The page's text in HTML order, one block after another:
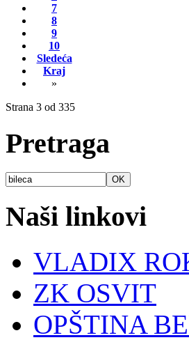
7
8
9
10
Sledeća
Kraj
»
Strana 3 od 335
Pretraga
Naši linkovi
VLADIX
ZK OSVIT
OPŠTINA